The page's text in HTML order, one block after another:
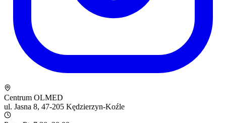
Centrum OLMED
ul. Jasna 8, 47-205 Kędzierzyn-Koźle